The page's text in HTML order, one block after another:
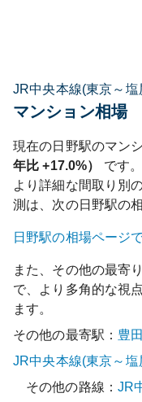
JR中央本線(東京～塩
マンション相場
現在の日野駅のマン
年比+17.0%）
です。
より詳細な間取り別
測は、次の日野駅の
日野駅の相場ページ
また、その他の最寄
で、より多角的な視
ます。
その他の最寄駅： 豊田
JR中央本線(東京～塩
その他の路線：JR